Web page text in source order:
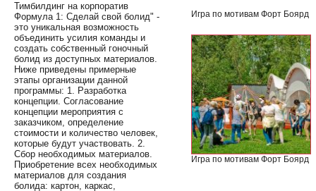
Игра по мотивам Форт Боярд
Игра по мотивам Форт Боярд
Тимбилдинг на корпоратив
Формула 1: Сделай свой болид" -
это уникальная возможность
объединить усилия команды и
создать собственный гоночный
болид из доступных материалов.
Ниже приведены примерные
этапы организации данной
программы: 1. Разработка
концепции. Согласование
концепции мероприятия с
заказчиком, определение
стоимости и количество человек,
которые будут участвовать. 2.
Сбор необходимых материалов.
Приобретение всех необходимых
материалов для создания
болида: картон, каркас,